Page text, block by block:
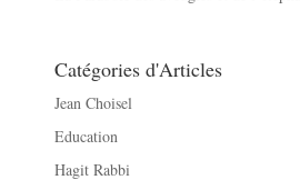
Catégories d'Articles
Jean Choisel
Education
Hagit Rabbi